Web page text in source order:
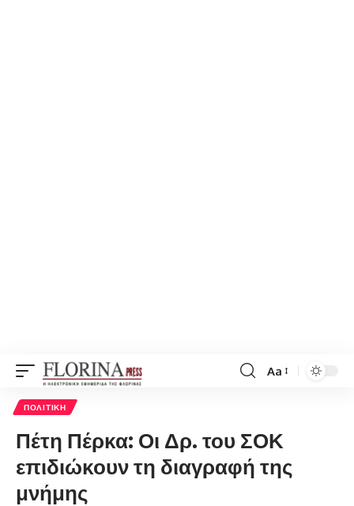
Font
Aa
ΠΟΛΙΤΙΚΉ
Πέτη Πέρκα: Οι Δρ. του ΣΟΚ
επιδιώκουν τη διαγραφή της
μνήμης